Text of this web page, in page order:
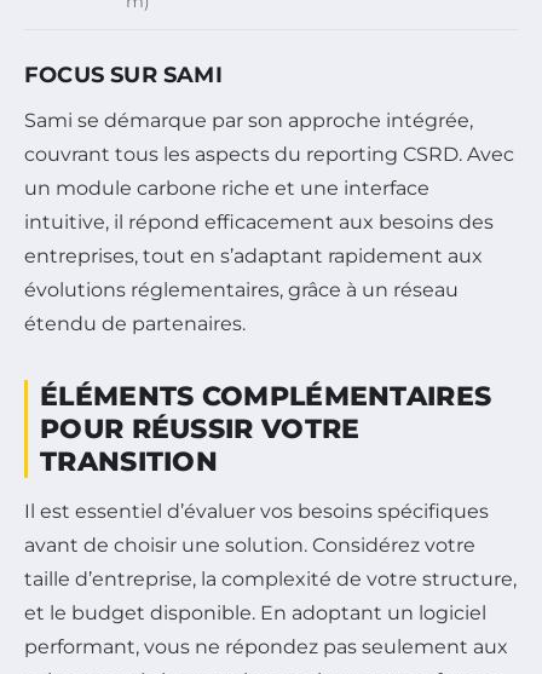
FOCUS SUR SAMI
Sami se démarque par son approche intégrée,
couvrant tous les aspects du reporting CSRD. Avec
un module carbone riche et une interface
intuitive, il répond efficacement aux besoins des
entreprises, tout en s’adaptant rapidement aux
évolutions réglementaires, grâce à un réseau
étendu de partenaires.
ÉLÉMENTS COMPLÉMENTAIRES
POUR RÉUSSIR VOTRE
TRANSITION
Il est essentiel d’évaluer vos besoins spécifiques
avant de choisir une solution. Considérez votre
taille d’entreprise, la complexité de votre structure,
et le budget disponible. En adoptant un logiciel
performant, vous ne répondez pas seulement aux